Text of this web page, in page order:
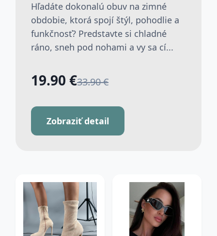
Hľadáte dokonalú obuv na zimné
obdobie, ktorá spojí štýl, pohodlie a
funkčnosť? Predstavte si chladné
ráno, sneh pod nohami a vy sa cí...
19.90 €33.90 €
Zobraziť detail